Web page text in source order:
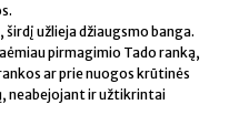
užlieja džiaugsmo banga.
pirmagimio Tado ranką,
ar prie nuogos krūtinės
neabejojant ir užtikrintai